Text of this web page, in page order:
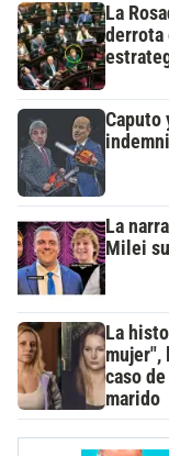
La
derrota
Caputo
La
Milei
La
mujer",
caso
marido